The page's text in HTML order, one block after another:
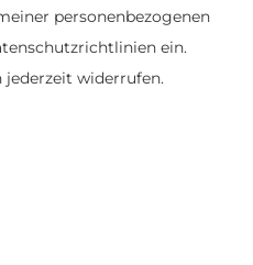
personenbezogenen
ein.
widerrufen.